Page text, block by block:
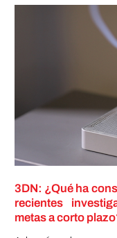
3DN: ¿Qué ha
recientes
metas a corto